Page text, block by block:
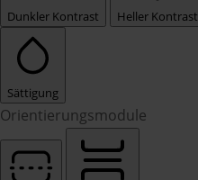
Dunkler Kontrast Heller Kontrast
Sättigung
Orientierungsmodule